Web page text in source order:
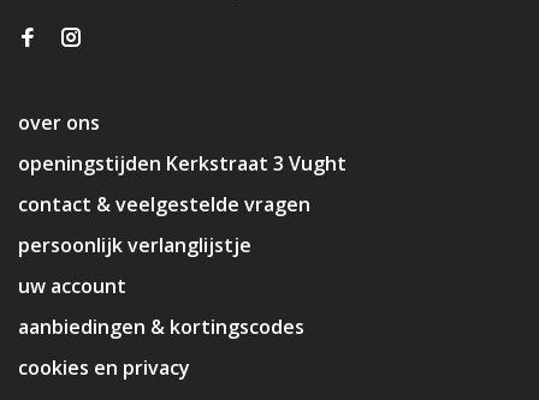
over ons
openingstijden Kerkstraat 3 Vught
contact & veelgestelde vragen
persoonlijk verlanglijstje
uw account
aanbiedingen & kortingscodes
cookies en privacy